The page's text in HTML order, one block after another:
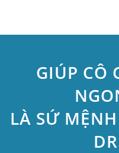
GIÚP CÔ
LÀ SỨ